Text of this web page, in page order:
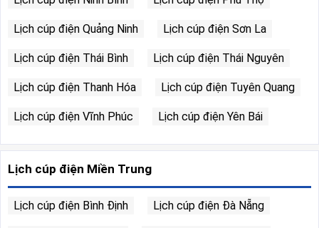
Lịch cúp điện Quảng Ninh Lịch cúp điện Sơn La
Lịch cúp điện Thái Bình Lịch cúp điện Thái Nguyên
Lịch cúp điện Thanh Hóa Lịch cúp điện Tuyên Quang
Lịch cúp điện Vĩnh Phúc Lịch cúp điện Yên Bái
Lịch cúp điện Miền Trung
Lịch cúp điện Bình Định Lịch cúp điện Đà Nẵng